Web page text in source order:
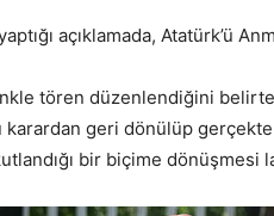
açıklamada, Atatürk’ü
tören düzenlendiğini
karardan geri dönülüp
bir biçime dönüşmesi